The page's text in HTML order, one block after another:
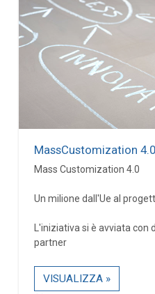
MassCustomization 4.0
Mass Customization 4.0
Un milione dall'Ue al
L'iniziativa si è avviata con
partner
VISUALIZZA »